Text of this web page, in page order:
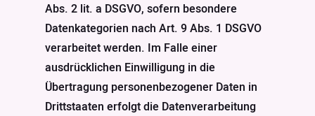
Abs. 2 lit. a DSGVO, sofern besondere
Datenkategorien nach Art. 9 Abs. 1 DSGVO
verarbeitet werden. Im Falle einer
ausdrücklichen Einwilligung in die
Übertragung personenbezogener Daten in
Drittstaaten erfolgt die Datenverarbeitung